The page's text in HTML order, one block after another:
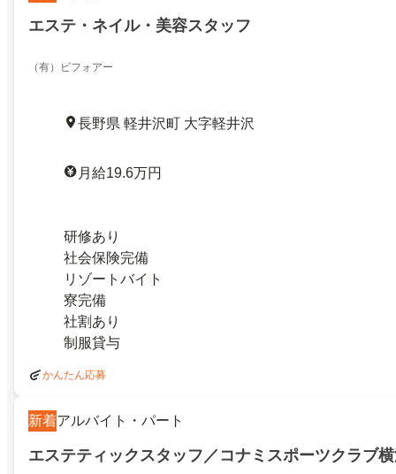
エステ・ネイル・美容スタッフ
（有）ビフォアー
長野県 軽井沢町 大字軽井沢
月給19.6万円
研修あり
社会保険完備
リゾートバイト
寮完備
社割あり
制服貸与
かんたん応募
新着アルバイト・パート
エステティックスタッフ／コナミスポーツクラブ